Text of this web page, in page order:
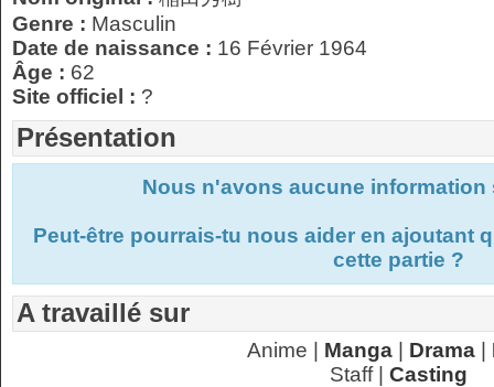
Genre : Masculin
Date de naissance : 16 Février 1964
Âge : 62
Site officiel : ?
Présentation
Nous n'avons aucune
Peut-être pourrais-tu nous aider en ajoutant
cette partie ?
A travaillé sur
Anime | Manga| Drama|
Staff | Casting